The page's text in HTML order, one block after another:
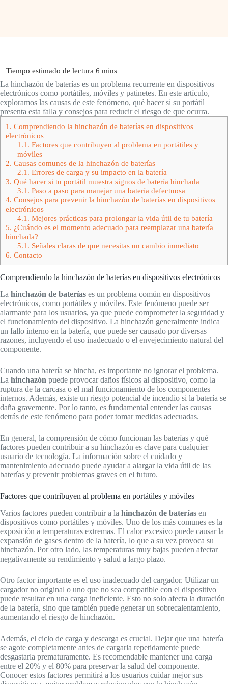
La hinchazón de baterías es un problema recurrente en dispositivos
electrónicos como portátiles, móviles y patinetes. En este artículo,
exploramos las causas de este fenómeno, qué hacer si su portátil
presenta esta falla y consejos para reducir el riesgo de que ocurra.
1. Comprendiendo la hinchazón de baterías en dispositivos
electrónicos
1.1. Factores que contribuyen al problema en portátiles y
móviles
2. Causas comunes de la hinchazón de baterías
2.1. Errores de carga y su impacto en la batería
3. Qué hacer si tu portátil muestra signos de batería hinchada
3.1. Paso a paso para manejar una batería defectuosa
4. Consejos para prevenir la hinchazón de baterías en dispositivos
electrónicos
4.1. Mejores prácticas para prolongar la vida útil de tu batería
5. ¿Cuándo es el momento adecuado para reemplazar una batería
hinchada?
5.1. Señales claras de que necesitas un cambio inmediato
6. Contacto
Comprendiendo la hinchazón de baterías en dispositivos electrónicos
La hinchazón de baterías es un problema común en dispositivos
electrónicos, como portátiles y móviles. Este fenómeno puede ser
alarmante para los usuarios, ya que puede comprometer la seguridad y
el funcionamiento del dispositivo. La hinchazón generalmente indica
un fallo interno en la batería, que puede ser causado por diversas
razones, incluyendo el uso inadecuado o el envejecimiento natural del
componente.
Cuando una batería se hincha, es importante no ignorar el problema.
La hinchazón puede provocar daños físicos al dispositivo, como la
ruptura de la carcasa o el mal funcionamiento de los componentes
internos. Además, existe un riesgo potencial de incendio si la batería se
daña gravemente. Por lo tanto, es fundamental entender las causas
detrás de este fenómeno para poder tomar medidas adecuadas.
En general, la comprensión de cómo funcionan las baterías y qué
factores pueden contribuir a su hinchazón es clave para cualquier
usuario de tecnología. La información sobre el cuidado y
mantenimiento adecuado puede ayudar a alargar la vida útil de las
baterías y prevenir problemas graves en el futuro.
Factores que contribuyen al problema en portátiles y móviles
Varios factores pueden contribuir a la hinchazón de baterías en
dispositivos como portátiles y móviles. Uno de los más comunes es la
exposición a temperaturas extremas. El calor excesivo puede causar la
expansión de gases dentro de la batería, lo que a su vez provoca su
hinchazón. Por otro lado, las temperaturas muy bajas pueden afectar
negativamente su rendimiento y salud a largo plazo.
Otro factor importante es el uso inadecuado del cargador. Utilizar un
cargador no original o uno que no sea compatible con el dispositivo
puede resultar en una carga ineficiente. Esto no solo afecta la duración
de la batería, sino que también puede generar un sobrecalentamiento,
aumentando el riesgo de hinchazón.
Además, el ciclo de carga y descarga es crucial. Dejar que una batería
se agote completamente antes de cargarla repetidamente puede
desgastarla prematuramente. Es recomendable mantener una carga
entre el 20% y el 80% para preservar la salud del componente.
Conocer estos factores permitirá a los usuarios cuidar mejor sus